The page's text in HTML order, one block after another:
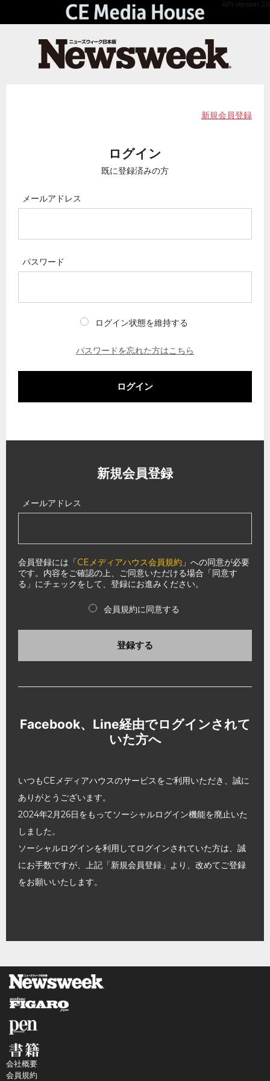
API Version 2.0
新規会員登録
ログイン
既に登録済みの方
メールアドレス
パスワード
ログイン状態を維持する
パスワードを忘れた方はこちら
ログイン
新規会員登録
メールアドレス
会員登録には「CEメディアハウス会員規約 」への同意が必要
です。内容をご確認の上、ご同意いただける場合「同意す
る」にチェックをして、登録にお進みください。
会員規約に同意する
登録する
Facebook、Line経由でログインされて
いた方へ
いつもCEメディアハウスのサービスをご利用いただき、誠に
ありがとうございます。
2024年2月26日をもってソーシャルログイン機能を廃止いた
しました。
ソーシャルログインを利用してログインされていた方は、誠
にお手数ですが、上記「新規会員登録」より、改めてご登録
をお願いいたします。
会社概要
会員規約